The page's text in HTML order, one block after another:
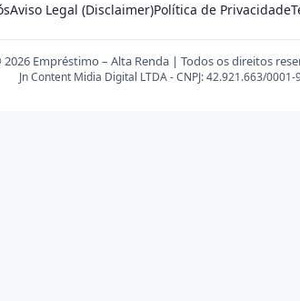
Aviso Legal (Disclaimer)Política de Privacidade
Empréstimo – Alta Renda | Todos os direitos
Jn Content Midia Digital LTDA - CNPJ: 42.921.663/0001-